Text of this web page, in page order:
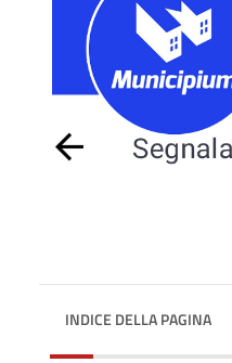
INDICE DELLA PAGINA